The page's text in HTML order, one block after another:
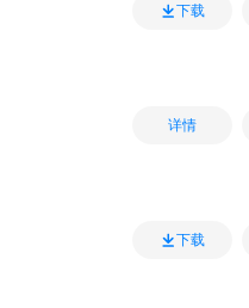
下载
详情
下载